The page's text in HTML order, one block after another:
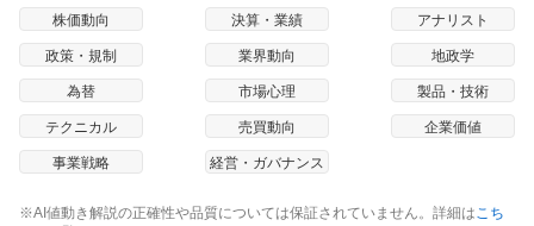
株価動向 決算・業績 アナリスト
政策・規制 業界動向 地政学
為替 市場心理 製品・技術
テクニカル 売買動向 企業価値
事業戦略 経営・ガバナンス
※AI値動き解説の正確性や品質については保証されていません。詳細はこち